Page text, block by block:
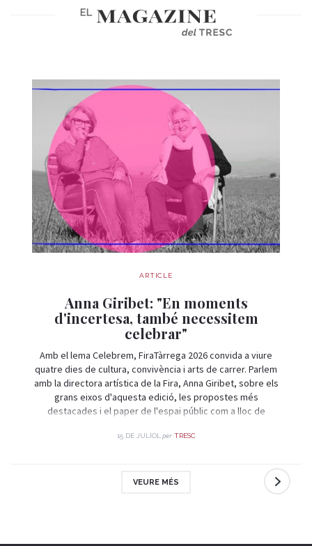
ARTICLE
Anna Giribet: "En moments
d'incertesa, també necessitem
celebrar"
Amb el lema Celebrem, FiraTàrrega 2026 convida a viure
quatre dies de cultura, convivència i arts de carrer. Parlem
amb la directora artística de la Fira, Anna Giribet, sobre els
grans eixos d'aquesta edició, les propostes més
destacades i el paper de l'espai públic com a lloc de
15 DE JULIOL per TRESC
VEURE MÉS